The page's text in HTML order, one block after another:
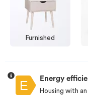
Furnished
Energy
Housing with